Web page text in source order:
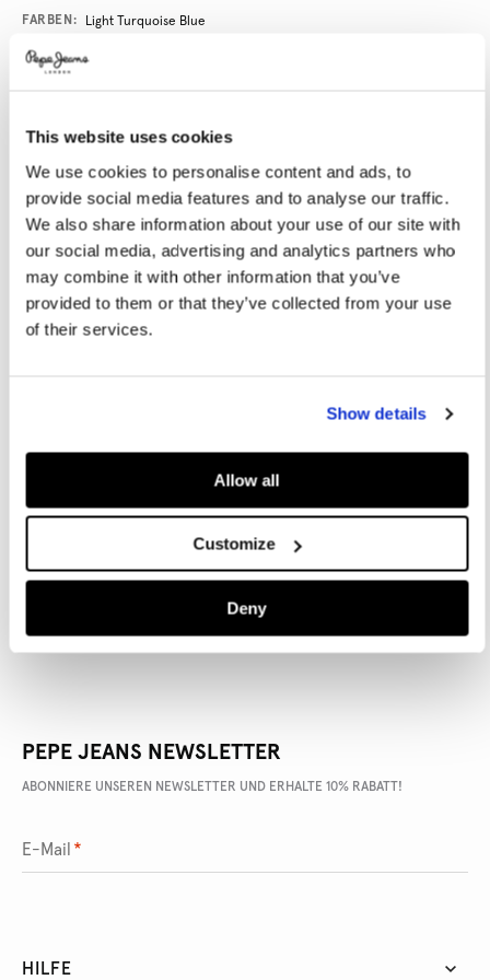
This website uses cookies
We use cookies to personalise content and ads, to
provide social media features and to analyse our traffic.
We also share information about your use of our site with
our social media, advertising and analytics partners who
may combine it with other information that you’ve
provided to them or that they’ve collected from your use
of their services.
Show details
Allow all
Customize
Deny
Promotions
Variations
FARBEN: Light Turquoise Blue
L XL
Model trägt: SGröße des Models: 1.80 m
Größentabelle
E-MAIL SENDEN, WENN VERFÜGBAR
Kostenlose ruckgabe
ARTIKEL DETAILS
LIEFERUNG UND RÜCKGABE
PEPE JEANS NEWSLETTER
ABONNIERE UNSEREN NEWSLETTER UND ERHALTE 10% RABATT!
E-Mail *
HILFE